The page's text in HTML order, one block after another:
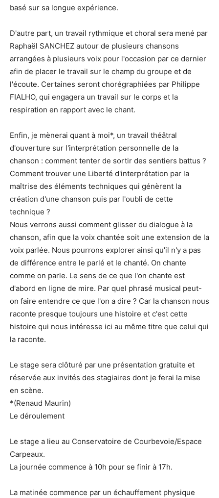
basé sur sa longue expérience.
D'autre part, un travail rythmique et choral sera mené par
Raphaël SANCHEZ autour de plusieurs chansons
arrangées à plusieurs voix pour l'occasion par ce dernier
afin de placer le travail sur le champ du groupe et de
l'écoute. Certaines seront chorégraphiées par Philippe
FIALHO, qui engagera un travail sur le corps et la
respiration en rapport avec le chant.
Enfin, je mènerai quant à moi*, un travail théâtral
d'ouverture sur l'interprétation personnelle de la
chanson : comment tenter de sortir des sentiers battus ?
Comment trouver une Liberté d'interprétation par la
maîtrise des éléments techniques qui génèrent la
création d'une chanson puis par l'oubli de cette
technique ?
Nous verrons aussi comment glisser du dialogue à la
chanson, afin que la voix chantée soit une extension de la
voix parlée. Nous pourrons explorer ainsi qu'il n'y a pas
de différence entre le parlé et le chanté. On chante
comme on parle. Le sens de ce que l'on chante est
d'abord en ligne de mire. Par quel phrasé musical peut-
on faire entendre ce que l'on a dire ? Car la chanson nous
raconte presque toujours une histoire et c'est cette
histoire qui nous intéresse ici au même titre que celui qui
la raconte.
Le stage sera clôturé par une présentation gratuite et
réservée aux invités des stagiaires dont je ferai la mise
en scène.
*(Renaud Maurin)
Le déroulement
Le stage a lieu au Conservatoire de Courbevoie/Espace
Carpeaux.
La journée commence à 10h pour se finir à 17h.
La matinée commence par un échauffement physique